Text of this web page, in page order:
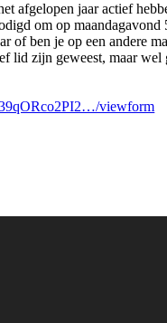
afgelopen jaar actief
om op
of ben je op een andere
lid zijn geweest, maar
viewform